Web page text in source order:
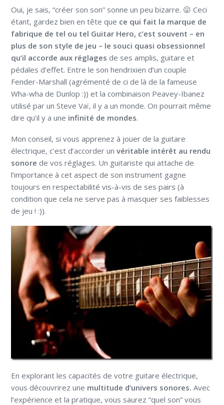
Oui, je sais, “créer son son” sonne un peu bizarre. 😛 Ceci
étant, gardez bien en tête que ce qui fait la marque de
fabrique de tel ou tel Guitar Hero, c’est souvent – en
plus de son style de jeu – le souci quasi obsessionnel
qu’il accorde aux réglages de ses amplis, guitare et
pédales d’effet. Entre le son hendrixien d’un couple
Fender-Marshall (agrémenté de ci de là de la fameuse
Wha-wha de Dunlop :)) et la combinaison Peavey-Ibanez
utilisé par un Steve Vaï, il y a un monde. On pourrait même
dire qu’il y a une infinité de mondes.
Mon conseil, si vous apprenez à jouer de la guitare
électrique, c’est d’accorder unvéritable intérêt au rendu
sonore de vos réglages. Un guitariste qui attache de
l’importance à cet aspect de son instrument gagne
toujours en respectabilité vis-à-vis de ses pairs (à
condition que cela ne serve pas à masquer ses faiblesses
de jeu ! :)).
En explorant les capacités de votre guitare électrique,
vous découvrirez une multitude d’univers sonores. Avec
l’expérience et la pratique, vous saurez “quel son” vous